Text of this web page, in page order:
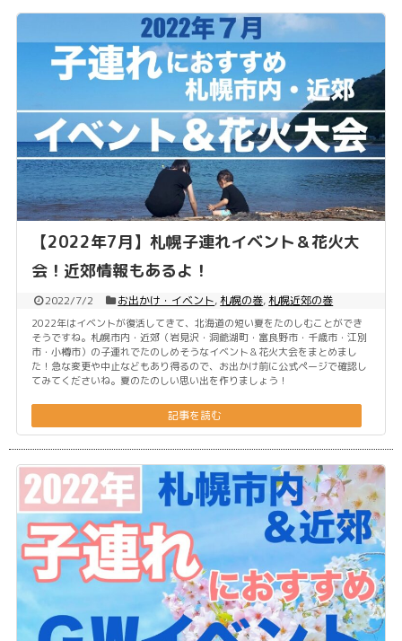
【2022年7月】札幌子連れイベント＆花火大
会！近郊情報もあるよ！
2022/7/2 お出かけ・イベント,札幌の巻,札幌近郊の巻
2022年はイベントが復活してきて、北海道の短い夏をたのしむことができ
そうですね。札幌市内・近郊（岩見沢・洞爺湖町・富良野市・千歳市・江別
市・小樽市）の子連れでたのしめそうなイベント＆花火大会をまとめまし
た！急な変更や中止などもあり得るので、お出かけ前に公式ページで確認し
てみてくださいね。夏のたのしい思い出を作りましょう！
記事を読む